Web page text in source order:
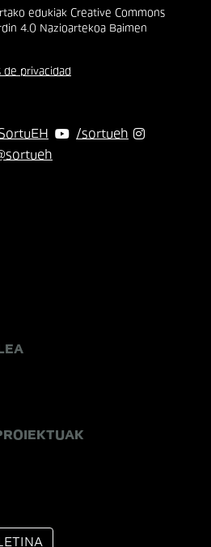
edukiak Creative Commons
4.0 Nazioartekoa Baimen
de privacidad
/sortueh